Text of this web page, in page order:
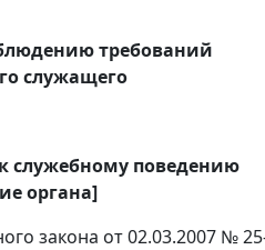
требований
служащего
служебному поведению
органа]
закона от 02.03.2007 №